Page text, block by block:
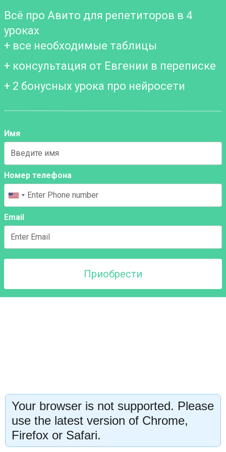
Всё про Авито для репетиторов в 4
уроках
+ все необходимые таблицы
+ консультация от Евгении в переписке
+ 2 бонусных урока про нейросети
Имя
Номер телефона
Email
Приобрести
Your browser is not supported. Please
use the latest version of Chrome,
Firefox or Safari.